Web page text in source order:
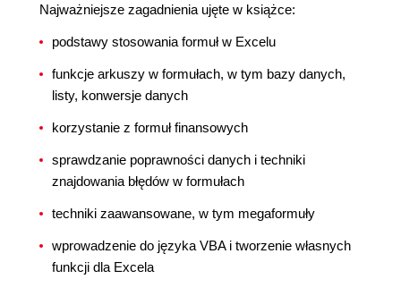
Najważniejsze zagadnienia ujęte w książce:
podstawy stosowania formuł w Excelu
funkcje arkuszy w formułach, w tym bazy danych,
listy, konwersje danych
korzystanie z formuł finansowych
sprawdzanie poprawności danych i techniki
znajdowania błędów w formułach
techniki zaawansowane, w tym megaformuły
wprowadzenie do języka VBA i tworzenie własnych
funkcji dla Excela